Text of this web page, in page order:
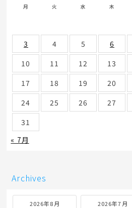
月 火 水 木
3
4 5 6
10
11 12 13
17
18 19 20
24
25 26 27
31
« 7月
Archives
2026年8月 2026年7月